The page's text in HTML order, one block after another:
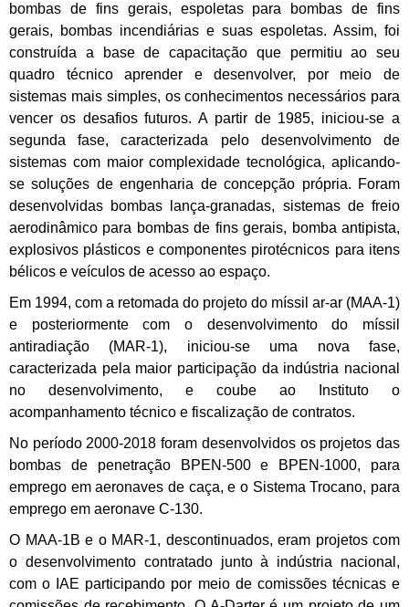
bombas de fins gerais, espoletas para bombas de fins
gerais, bombas incendiárias e suas espoletas. Assim, foi
construída a base de capacitação que permitiu ao seu
quadro técnico aprender e desenvolver, por meio de
sistemas mais simples, os conhecimentos necessários para
vencer os desafios futuros. A partir de 1985, iniciou-se a
segunda fase, caracterizada pelo desenvolvimento de
sistemas com maior complexidade tecnológica, aplicando-
se soluções de engenharia de concepção própria. Foram
desenvolvidas bombas lança-granadas, sistemas de freio
aerodinâmico para bombas de fins gerais, bomba antipista,
explosivos plásticos e componentes pirotécnicos para itens
bélicos e veículos de acesso ao espaço.
Em 1994, com a retomada do projeto do míssil ar-ar (MAA-1)
e posteriormente com o desenvolvimento do míssil
antiradiação (MAR-1), iniciou-se uma nova fase,
caracterizada pela maior participação da indústria nacional
no desenvolvimento, e coube ao Instituto o
acompanhamento técnico e fiscalização de contratos.
No período 2000-2018 foram desenvolvidos os projetos das
bombas de penetração BPEN-500 e BPEN-1000, para
emprego em aeronaves de caça, e o Sistema Trocano, para
emprego em aeronave C-130.
O MAA-1B e o MAR-1, descontinuados, eram projetos com
o desenvolvimento contratado junto à indústria nacional,
com o IAE participando por meio de comissões técnicas e